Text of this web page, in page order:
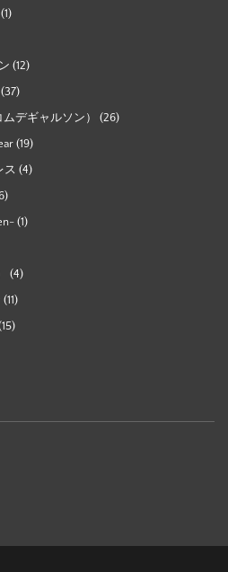
(1)
(12)
(37)
デギャルソン） (26)
(19)
ス (4)
(1)
(4)
(11)